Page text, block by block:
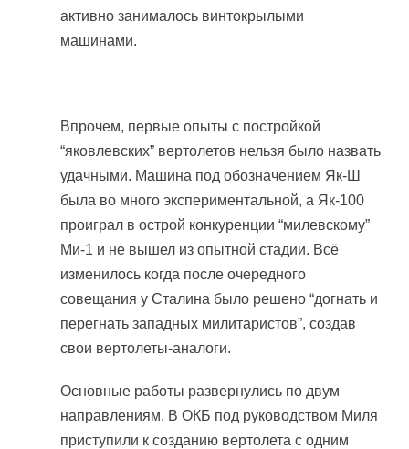
активно занималось винтокрылыми
машинами.
Впрочем, первые опыты с постройкой
“яковлевских” вертолетов нельзя было назвать
удачными. Машина под обозначением Як-Ш
была во много экспериментальной, а Як-100
проиграл в острой конкуренции “милевскому”
Ми-1 и не вышел из опытной стадии. Всё
изменилось когда после очередного
совещания у Сталина было решено “догнать и
перегнать западных милитаристов”, создав
свои вертолеты-аналоги.
Основные работы развернулись по двум
направлениям. В ОКБ под руководством Миля
приступили к созданию вертолета с одним